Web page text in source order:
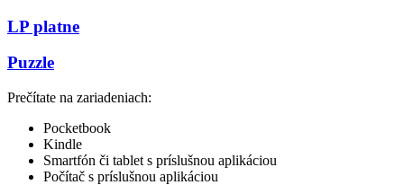
LP platne
Puzzle
Prečítate na zariadeniach:
Pocketbook
Kindle
Smartfón či tablet s príslušnou aplikáciou
Počítač s príslušnou aplikáciou